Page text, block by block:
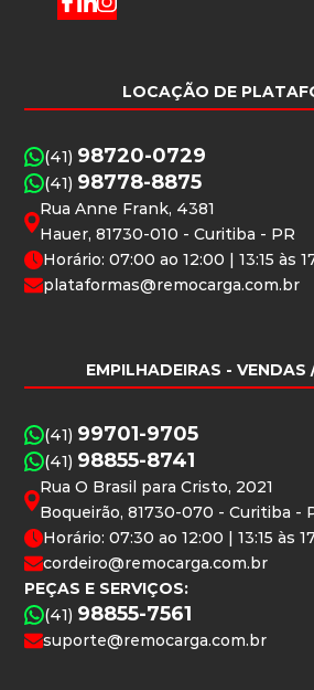
LOCAÇÃO DE
(41) 98720-0729
(41) 98778-8875
Rua Anne Frank, 4381
Hauer, 81730-010 - Curitiba - PR
Horário: 07:00 ao 12:00 | 13:15 às
plataformas@remocarga.com.br
EMPILHADEIRAS - VENDAS
(41) 99701-9705
(41) 98855-8741
Rua O Brasil para Cristo, 2021
Boqueirão, 81730-070 - Curitiba -
Horário: 07:30 ao 12:00 | 13:15 às
cordeiro@remocarga.com.br
PEÇAS E SERVIÇOS:
(41) 98855-7561
suporte@remocarga.com.br